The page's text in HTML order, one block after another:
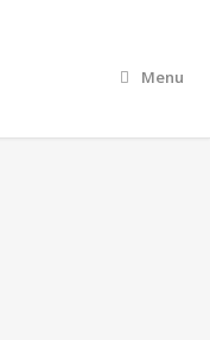
Menu